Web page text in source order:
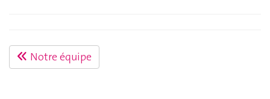
Notre équipe